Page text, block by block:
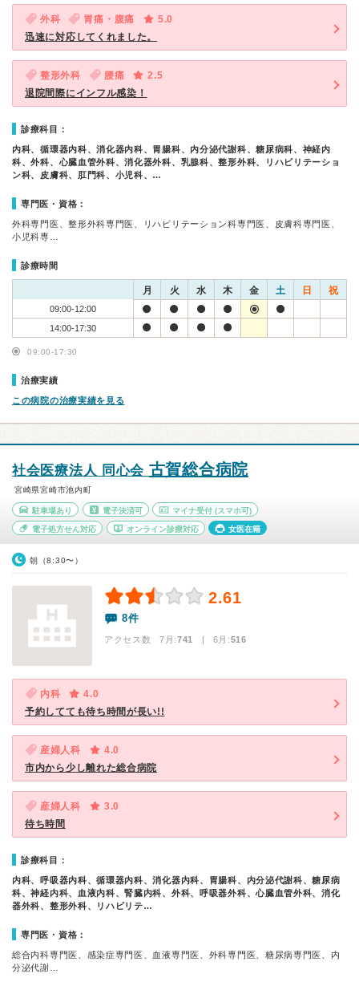
外科 胃痛・腹痛
5.0
迅速に対応してくれました。
整形外科 腰痛
2.5
退院間際にインフル感染！
診療科目：
内科、循環器内科、消化器内科、胃腸科、内分泌代謝科、糖尿病科、神経内
科、外科、心臓血管外科、消化器外科、乳腺科、整形外科、リハビリテーショ
ン科、皮膚科、肛門科、小児科、…
専門医・資格：
外科専門医、整形外科専門医、リハビリテーション科専門医、皮膚科専門医、
小児科専…
診療時間
月 火 水 木 金 土 日 祝
09:00-12:00
14:00-17:30
09:00-17:30
治療実績
この病院の治療実績を見る
社会医療法人 同心会 古賀総合病院
宮崎県宮崎市池内町
駐車場あり 電子決済可 マイナ受付 (スマホ可)
電子処方せん対応 オンライン診療対応 女医在籍
朝（8:30〜）
2.61
8件
アクセス数 7月:741 | 6月:516
内科
4.0
予約してても待ち時間が長い!!
産婦人科
4.0
市内から少し離れた総合病院
産婦人科
3.0
待ち時間
診療科目：
内科、呼吸器内科、循環器内科、消化器内科、胃腸科、内分泌代謝科、糖尿病
科、神経内科、血液内科、腎臓内科、外科、呼吸器外科、心臓血管外科、消化
器外科、整形外科、リハビリテ…
専門医・資格：
総合内科専門医、感染症専門医、血液専門医、外科専門医、糖尿病専門医、内
分泌代謝…